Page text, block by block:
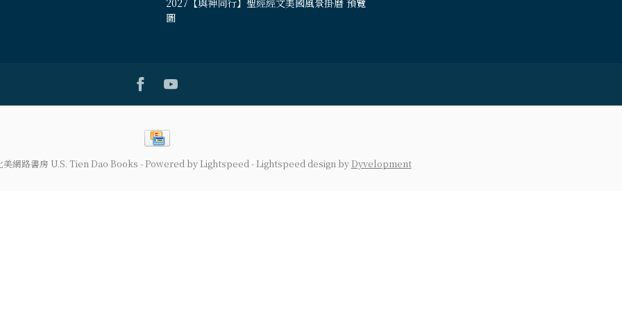
圖
網路書房 U.S. Tien Dao Books - Powered by Lightspeed - Lightspeed design by Dyvelopment